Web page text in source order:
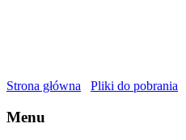
Strona główna Pliki do pobrania
Menu